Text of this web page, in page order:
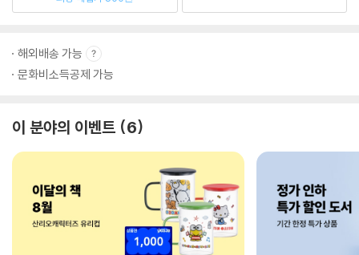
해외배송 가능
문화비소득공제 가능
이 분야의 이벤트 6